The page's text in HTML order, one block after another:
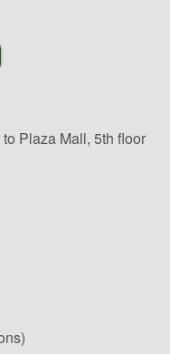
Plaza Mall, 5th floor